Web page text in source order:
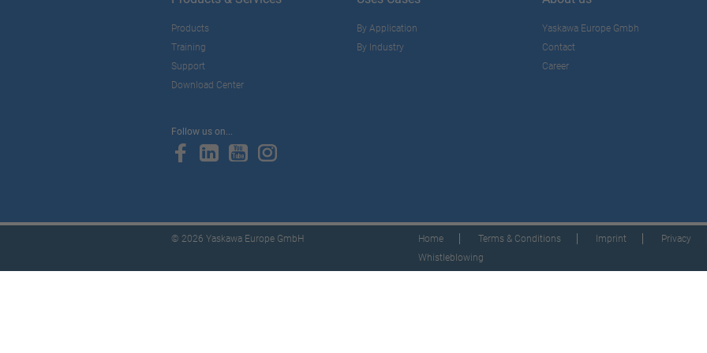
Products
Training
Support
Download Center
By Application
By Industry
Yaskawa Europe Gmbh
Contact
Career
Follow us on...
© 2026 Yaskawa Europe GmbH Home Terms & Conditions Imprint Privacy
Whistleblowing